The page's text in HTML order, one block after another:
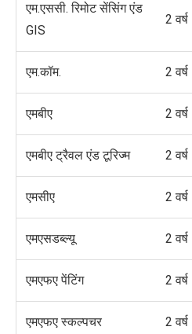
एम.एससी. रिमोट सेंसिंग एंड
GIS
2 वर्ष
एम.कॉम. 2 वर्ष
एमबीए 2 वर्ष
एमबीए ट्रैवल एंड टूरिज्म 2 वर्ष
एमसीए 2 वर्ष
एमएसडब्ल्यू 2 वर्ष
एमएफए पेंटिंग 2 वर्ष
एमएफए स्कल्पचर 2 वर्ष